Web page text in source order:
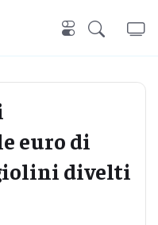
euro di
divelti